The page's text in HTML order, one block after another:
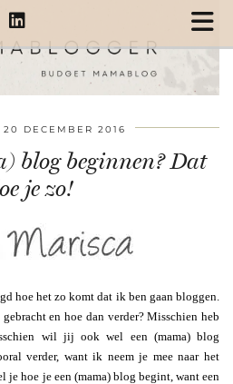
20 DECEMBER 2016
blog beginnen? Dat
je zo!
hoe het zo komt dat ik ben gaan bloggen.
en hoe dan verder? Misschien heb
wil jij ook wel een (mama) blog
verder, want ik neem je mee naar het
je hoe je een (mama) blog begint, want een